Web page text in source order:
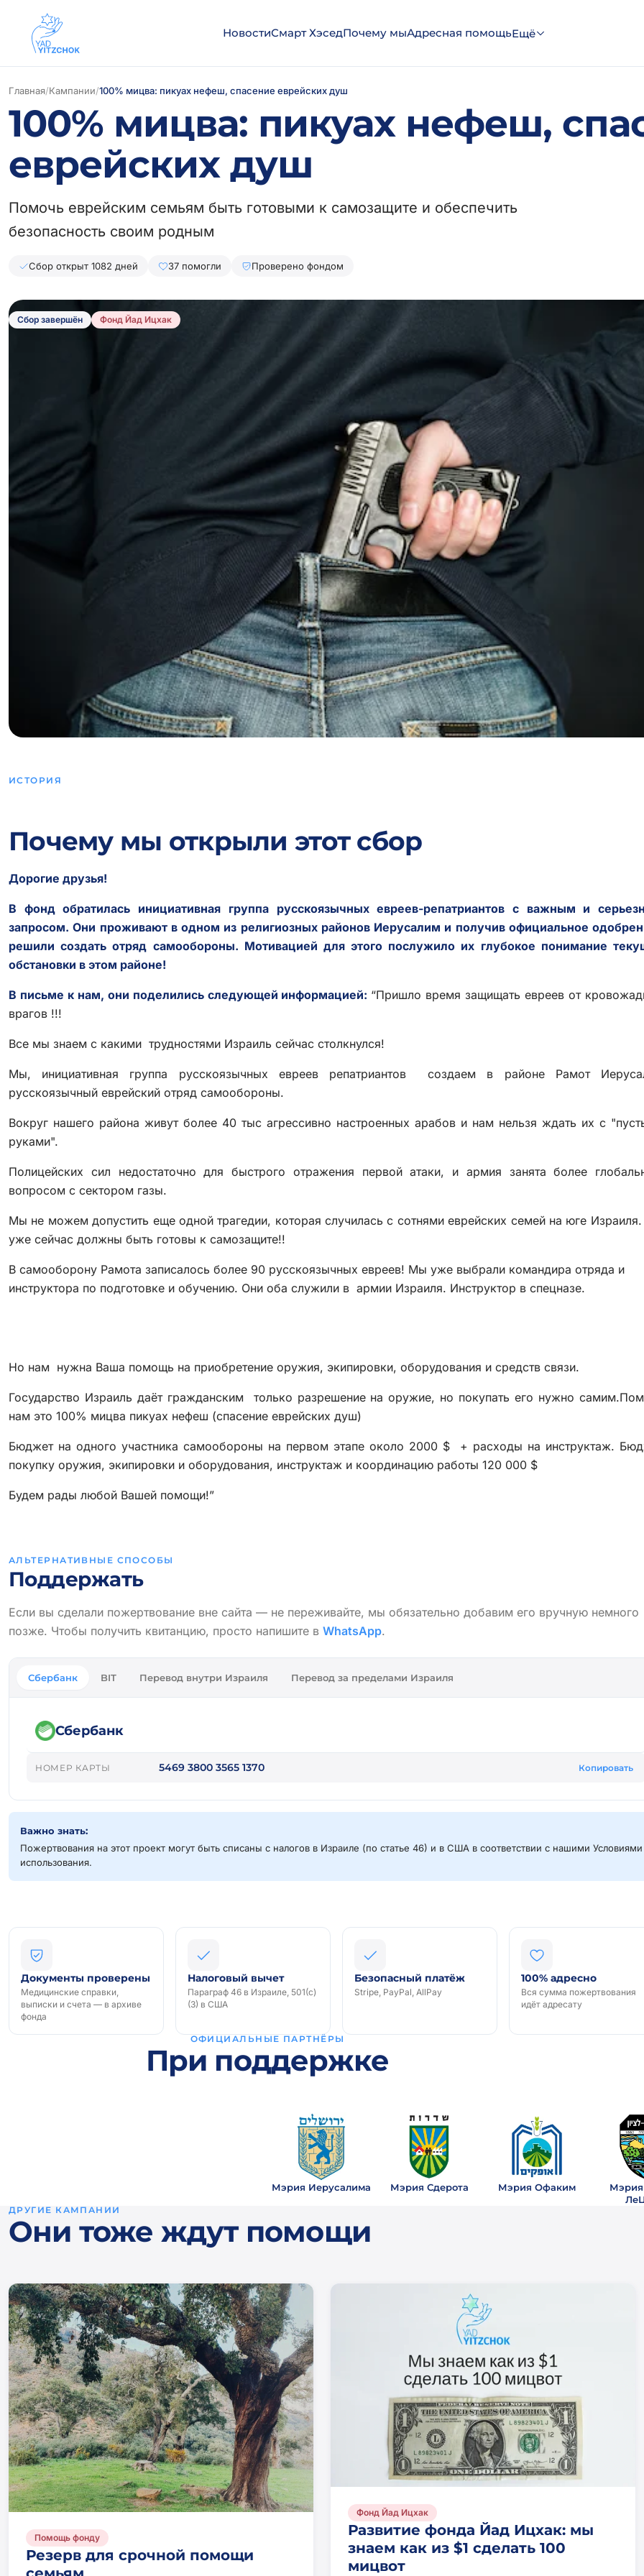
НовостиСмарт ХэседПочему мыАдресная помощьЕщё
Главная/Кампании/100% мицва: пикуах нефеш, спасение еврейских душ
100% мицва: пикуах нефеш,
еврейских душ
Помочь еврейским семьям быть готовыми к самозащите и обеспечить
безопасность своим родным
Сбор открыт 1082 дней 37 помогли Проверено фондом
Сбор завершён Фонд Йад Ицхак
ИСТОРИЯ
Почему мы открыли этот сбор
Дорогие друзья!
В фонд обратилась инициативная группа русскоязычных евреев-репатриантов с важным и
запросом. Они проживают в одном из религиозных районов Иерусалим и получив официальное
решили создать отряд самообороны. Мотивацией для этого послужило их глубокое понимание
обстановки в этом районе!
В письме к нам, они поделились следующей информацией: “Пришло время защищать евреев от
врагов !!!
Все мы знаем с какими трудностями Израиль сейчас столкнулся!
Мы, инициативная группа русскоязычных евреев репатриантов создаем в районе Рамот
русскоязычный еврейский отряд самообороны.
Вокруг нашего района живут более 40 тыс агрессивно настроенных арабов и нам нельзя ждать их с
руками".
Полицейских сил недостаточно для быстрого отражения первой атаки, и армия занята более
вопросом с сектором газы.
Мы не можем допустить еще одной трагедии, которая случилась с сотнями еврейских семей на юге
уже сейчас должны быть готовы к самозащите!!
В самооборону Рамота записалось более 90 русскоязычных евреев! Мы уже выбрали командира отряда и
инструктора по подготовке и обучению. Они оба служили в армии Израиля. Инструктор в спецназе.
Но нам нужна Ваша помощь на приобретение оружия, экипировки, оборудования и средств связи.
Государство Израиль даёт гражданским только разрешение на оружие, но покупать его нужно
нам это 100% мицва пикуах нефеш (спасение еврейских душ)
Бюджет на одного участника самообороны на первом этапе около 2000 $ + расходы на инструктаж.
покупку оружия, экипировки и оборудования, инструктаж и координацию работы 120 000 $
Будем рады любой Вашей помощи!”
АЛЬТЕРНАТИВНЫЕ СПОСОБЫ
Поддержать
Если вы сделали пожертвование вне сайта — не переживайте, мы обязательно добавим его вручную немного
позже. Чтобы получить квитанцию, просто напишите в WhatsApp.
Сбербанк BIT Перевод внутри Израиля Перевод за пределами Израиля
Сбербанк
НОМЕР КАРТЫ 5469 3800 3565 1370 Копировать
Важно знать:
Пожертвования на этот проект могут быть списаны с налогов в Израиле (по статье 46) и в США в соответствии с нашими Условиями
использования.
Документы проверены
Медицинские справки,
выписки и счета — в архиве
фонда
Налоговый вычет
Параграф 46 в Израиле, 501(c)
(3) в США
Безопасный платёж
Stripe, PayPal, AllPay
100% адресно
Вся сумма пожертвования
идёт адресату
ОФИЦИАЛЬНЫЕ ПАРТНЁРЫ
При поддержке
Мэрия Иерусалима Мэрия Сдерота Мэрия Офаким
ДРУГИЕ КАМПАНИИ
Они тоже ждут помощи
Помощь фонду
Резерв для срочной помощи
Фонд Йад Ицхак
Развитие фонда Йад Ицхак: мы
знаем как из $1 сделать 100
мицвот